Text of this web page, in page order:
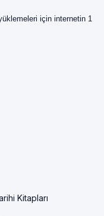
için internetin 1
Kitapları